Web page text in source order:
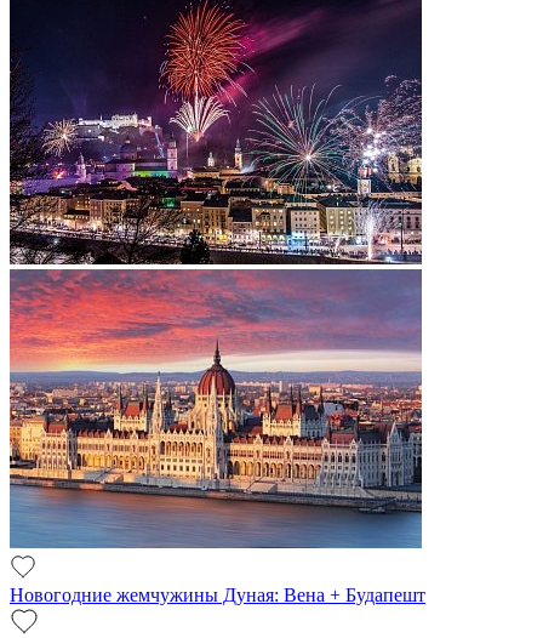
Новогодние жемчужины Дуная: Вена + Будапешт